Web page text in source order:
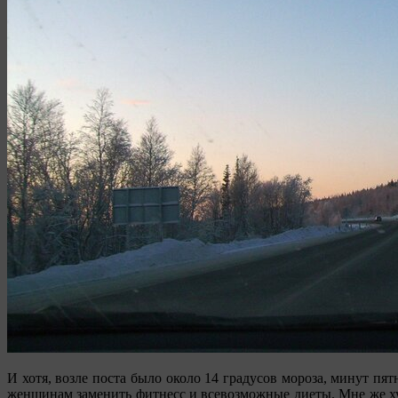
И хотя, возле поста было около 14 градусов мороза, минут
женщинам заменить фитнесс и всевозможные диеты. Мне же